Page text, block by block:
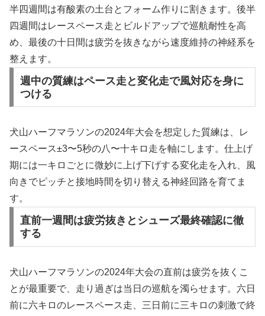
半四週間は有酸素の土台とフォーム作りに割きます。後半
四週間はレースペース走とビルドアップで巡航耐性を高
め、最後の十日間は疲労を抜きながら速度維持の神経系を
整えます。
週中の質練はペース走と変化走で風対応を身に
つける
犬山ハーフマラソンの2024年大会を想定した質練は、レ
ースペース±3〜5秒の八〜十キロ走を軸にします。仕上げ
期には一キロごとに微妙に上げ下げする変化走を入れ、風
向きでピッチと接地時間を切り替える神経回路を育てま
す。
直前一週間は疲労抜きとシューズ最終確認に徹
する
犬山ハーフマラソンの2024年大会の直前は疲労を抜くこ
とが最重要で、走り過ぎは当日の巡航を濁らせます。六日
前に六キロのレースペース走、三日前に三キロの刺激で終